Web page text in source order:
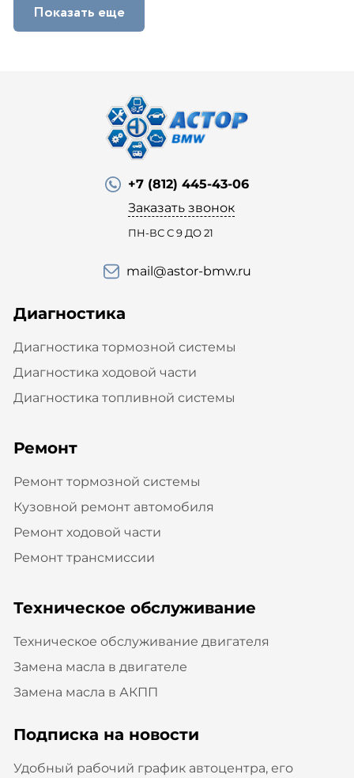
Показать еще
+7 (812) 445-43-06
Заказать звонок
ПН-ВС С 9 ДО 21
mail@astor-bmw.ru
Диагностика
Диагностика тормозной системы
Диагностика ходовой части
Диагностика топливной системы
Ремонт
Ремонт тормозной системы
Кузовной ремонт автомобиля
Ремонт ходовой части
Ремонт трансмиссии
Техническое обслуживание
Техническое обслуживание двигателя
Замена масла в двигателе
Замена масла в АКПП
Подписка на новости
Удобный рабочий график автоцентра, его